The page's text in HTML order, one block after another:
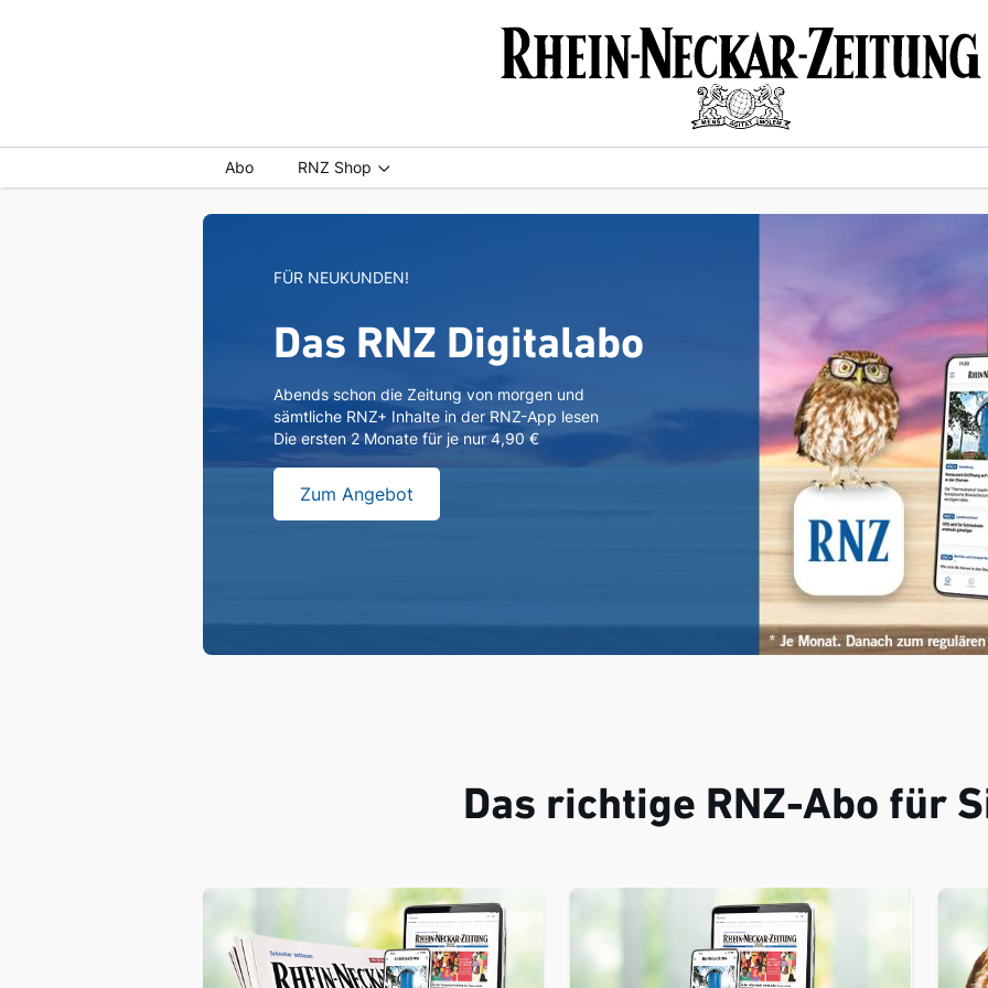
Abo RNZ Shop
FÜR NEUKUNDEN!
Das RNZ Digitalabo
Abends schon die Zeitung von morgen und
sämtliche RNZ+ Inhalte in der RNZ-App lesen
Die ersten 2 Monate für je nur 4,90 €
Zum Angebot
Das richtige RNZ-Abo für